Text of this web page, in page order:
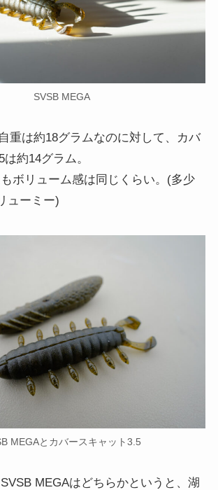
SVSB MEGA
重は約18グラムなのに対して、カバ
約14グラム。
ボリューム感は同じくらい。(多少
ューミー)
MEGAとカバースキャット3.5
MEGAはどちらかというと、湖